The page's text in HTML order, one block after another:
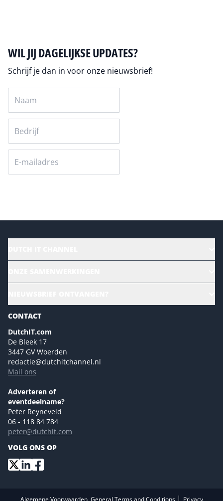
WIL JIJ DAGELIJKSE UPDATES?
Schrijf je dan in voor onze nieuwsbrief!
Magazines
Marketingmogelijkheden 2026
Eventmogelijkheden 2026
Advertising opportunities 2026 ENG
Event opportunities 2026 ENG
NL Digital
Versturen
CONTACT
DutchIT.com
De Bleek 17
3447 GV Woerden
redactie@dutchitchannel.nl
Mail ons
Adverteren of
eventdeelname?
Peter Reyneveld
06 - 118 84 784
peter@dutchit.com
VOLG ONS OP
Algemene Voorwaarden, General Terms and Conditions | Privacy